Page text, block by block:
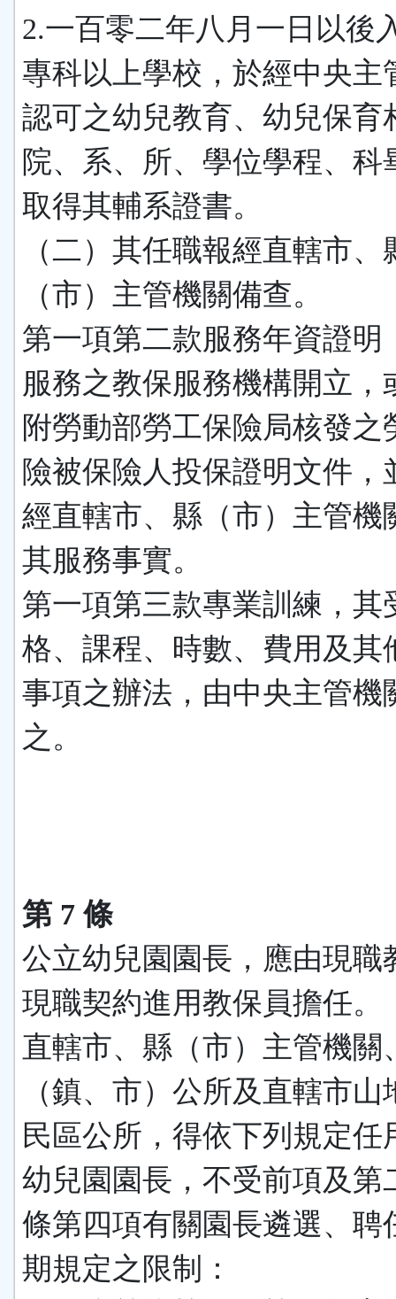
2.一百零二年八月一日以後
專科以上學校，於經中央主
認可之幼兒教育、幼兒保育
院、系、所、學位學程、科
取得其輔系證書。
（二）其任職報經直轄市、
（市）主管機關備查。
第一項第二款服務年資證明
服務之教保服務機構開立，
附勞動部勞工保險局核發之
險被保險人投保證明文件，
經直轄市、縣（市）主管機
其服務事實。
第一項第三款專業訓練，其
格、課程、時數、費用及其
事項之辦法，由中央主管機
之。
第 7 條
公立幼兒園園長，應由現職
現職契約進用教保員擔任。
直轄市、縣（市）主管機關
（鎮、市）公所及直轄市山
民區公所，得依下列規定任
幼兒園園長，不受前項及第
條第四項有關園長遴選、聘
期規定之限制：